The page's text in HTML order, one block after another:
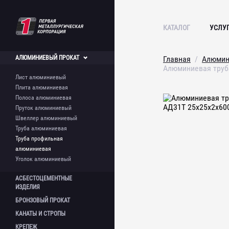
КАТАЛОГ
Лист алюминиевый
Плита алюминиевая
Полоса алюминиевая
Пруток алюминиевый
Швеллер алюминиевый
Труба алюминиевая
Труба профильная
алюминиевая
Уголок алюминиевый
АЛЮМИНИЕВЫЙ ПРОКАТ
Шифер асбестоцементный
Асбестоцементная труба
АСБЕСТОЦЕМЕНТНЫЕ
ИЗДЕЛИЯ
БРОНЗОВЫЙ ПРОКАТ
КАНАТЫ И СТРОПЫ
КРЕПЕЖ
Главная
Алюминиевая